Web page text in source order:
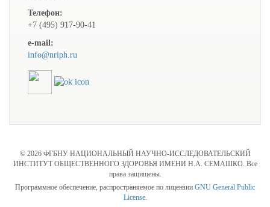
Телефон:
+7 (495) 917-90-41
e-mail:
info@nriph.ru
© 2026 ФГБНУ НАЦИОНАЛЬНЫЙ НАУЧНО-ИССЛЕДОВАТЕЛЬСКИЙ
ИНСТИТУТ ОБЩЕСТВЕННОГО ЗДОРОВЬЯ ИМЕНИ Н.А. СЕМАШКО. Все
права защищены.
Программное обеспечение, распространяемое по лицензии GNU General Public
License.